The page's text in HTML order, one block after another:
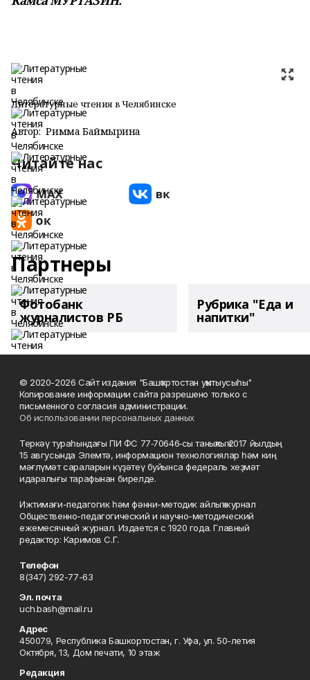
Литературные чтения в Челябинске
Автор: Римма Баймырҙина
Читайте нас
Партнеры
Фотобанк
журналистов РБ
Рубрика "Еда и
напитки"
© 2020-2026 Сайт издания "Башҡортостан уҡытыусыһы"
Копирование информации сайта разрешено только с
письменного согласия администрации.
Об использовании персональных данных
Теркәү тураһындағы ПИ ФС 77‑70646‑сы таныҡлыҡ 2017 йылдың
15 авгусында Элемтә, информацион технологиялар һәм киң
мәғлүмәт сараларын күҙәтеү буйынса федераль хеҙмәт
идаралығы тарафынан бирелде.
Ижтимағи-педагогик һәм фәнни-методик айлыҡ журнал
Общественно-педагогический и научно-методический
ежемесячный журнал. Издается с 1920 года. Главный
редактор: Каримов С.Г.
Телефон
8(347) 292-77-63
Эл. почта
uch.bash@mail.ru
Адрес
450079, Республика Башкортостан, г. Уфа, ул. 50-летия
Октября, 13, Дом печати, 10 этаж
Редакция